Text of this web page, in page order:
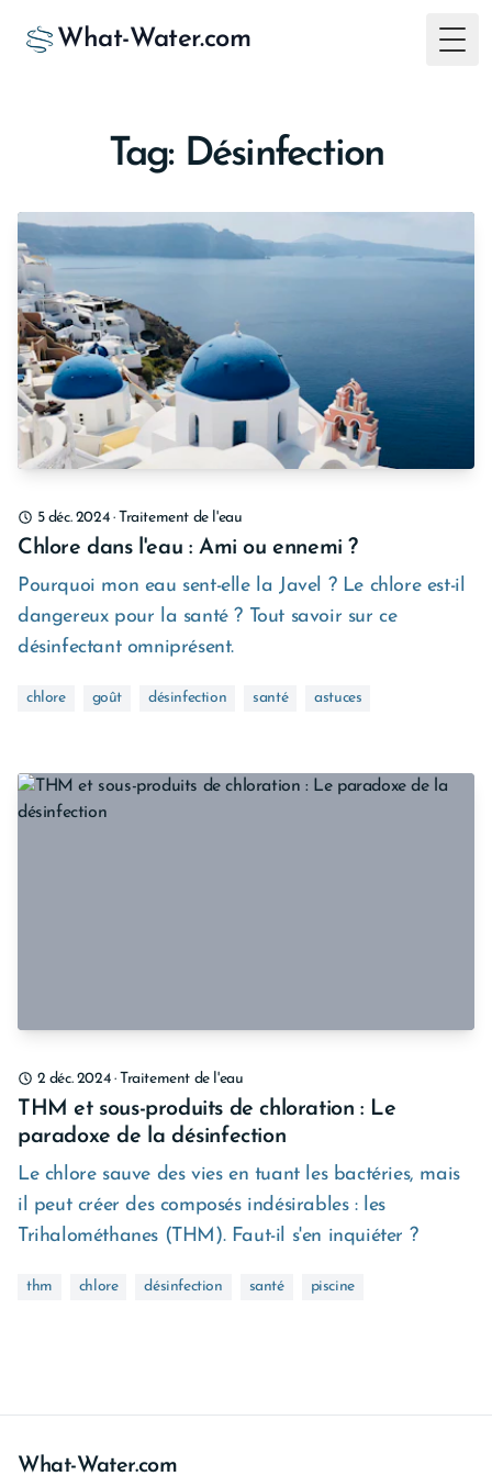
What-Water.com
Tag: Désinfection
5 déc. 2024· Traitement de l'eau
Chlore dans l'eau : Ami ou ennemi ?
Pourquoi mon eau sent-elle la Javel ? Le chlore est-il
dangereux pour la santé ? Tout savoir sur ce
désinfectant omniprésent.
chlore goût désinfection santé astuces
2 déc. 2024· Traitement de l'eau
THM et sous-produits de chloration : Le
paradoxe de la désinfection
Le chlore sauve des vies en tuant les bactéries, mais
il peut créer des composés indésirables : les
Trihalométhanes (THM). Faut-il s'en inquiéter ?
thm chlore désinfection santé piscine
What-Water.com